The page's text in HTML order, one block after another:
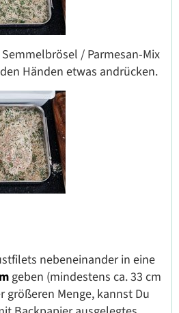
/ Parmesan-Mix
Händen etwas andrücken.
nebeneinander in eine
geben (mindestens ca. 33 cm
größeren Menge, kannst Du